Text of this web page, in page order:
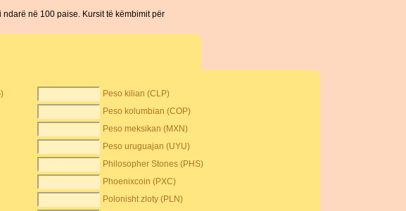
në 100 paise. Kursit të këmbimit për
Peso kilian (CLP)
Peso kolumbian (COP)
Peso meksikan (MXN)
Peso uruguajan (UYU)
Philosopher Stones (PHS)
Phoenixcoin (PXC)
Polonisht zloty (PLN)